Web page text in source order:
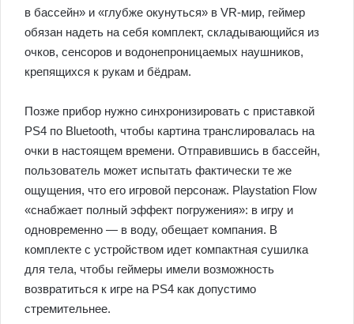
в бассейн» и «глубже окунуться» в VR-мир, геймер
обязан надеть на себя комплект, складывающийся из
очков, сенсоров и водонепроницаемых наушников,
крепящихся к рукам и бёдрам.
Позже прибор нужно синхронизировать с приставкой
PS4 по Bluetooth, чтобы картина транслировалась на
очки в настоящем времени. Отправившись в бассейн,
пользователь может испытать фактически те же
ощущения, что его игровой персонаж. Playstation Flow
«снабжает полный эффект погружения»: в игру и
одновременно — в воду, обещает компания. В
комплекте с устройством идет компактная сушилка
для тела, чтобы геймеры имели возможность
возвратиться к игре на PS4 как допустимо
стремительнее.